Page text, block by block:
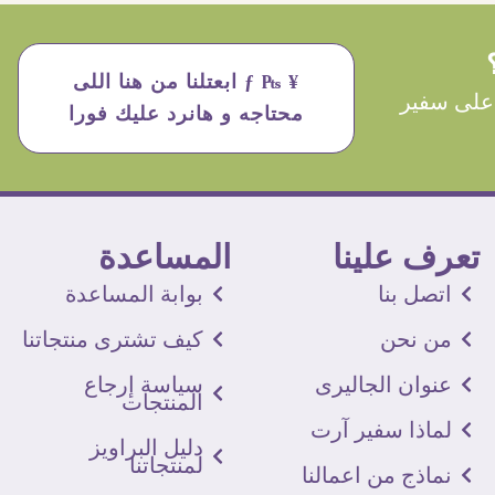
سفير
¥ ₧ ƒ ابعتلنا من هنا اللى
محتاجه و هانرد عليك فورا
تعرف علينا
اتصل بنا
من نحن
عنوان الجاليرى
لماذا سفير آرت
نماذج من اعمالنا
المساعدة
بوابة المساعدة
كيف تشترى منتجاتنا
سياسة إرجاع
المنتجات
دليل البراويز
لمنتجاتنا